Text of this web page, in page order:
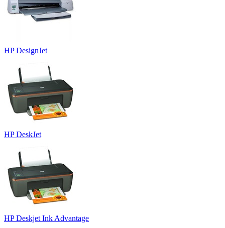
HP DesignJet
HP DeskJet
HP Deskjet Ink Advantage